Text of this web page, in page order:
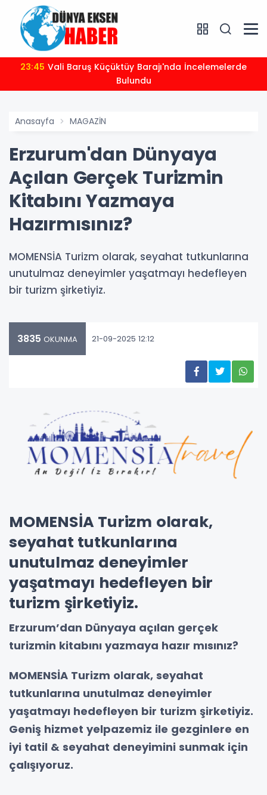
23:45
Bulundu
Anasayfa MAGAZİN
Erzurum'dan Dünyaya
Açılan Gerçek Turizmin
Kitabını Yazmaya
Hazırmısınız?
MOMENSİA Turizm olarak, seyahat tutkunlarına
unutulmaz deneyimler yaşatmayı hedefleyen
bir turizm şirketiyiz.
3835 OKUNMA 21-09-2025 12:12
MOMENSİA Turizm olarak,
seyahat tutkunlarına
unutulmaz deneyimler
yaşatmayı hedefleyen bir
turizm şirketiyiz.
Erzurum’dan Dünyaya açılan gerçek
turizmin kitabını yazmaya hazır mısınız?
MOMENSİA Turizm olarak, seyahat
tutkunlarına unutulmaz deneyimler
yaşatmayı hedefleyen bir turizm şirketiyiz.
Geniş hizmet yelpazemiz ile gezginlere en
iyi tatil & seyahat deneyimini sunmak için
çalışıyoruz.